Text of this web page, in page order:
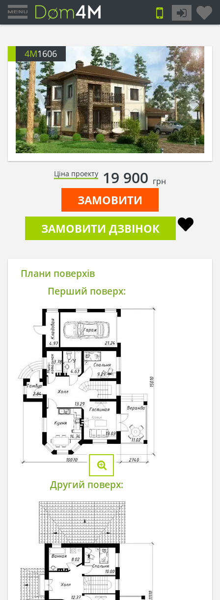
4M1606
Ціна проекту 19 900 грн
ЗАМОВИТИ
ЗАМОВИТИ ДЗВІНОК
Плани поверхів
Перший поверх:
Другий поверх: